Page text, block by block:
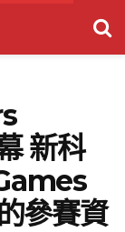
新科
參賽資